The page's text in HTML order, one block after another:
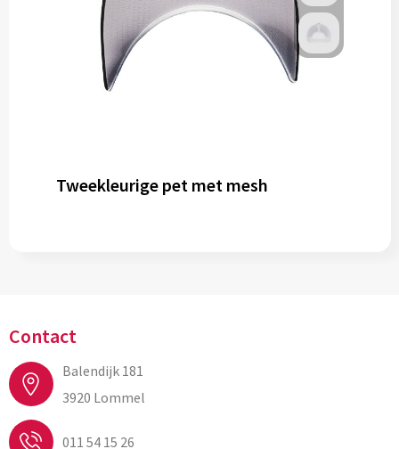
Tweekleurige pet met mesh
Contact
Balendijk 181
3920 Lommel
011 54 15 26